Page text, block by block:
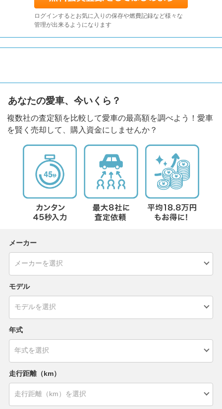
ログインするとお気に入りの保存や燃費記録など様々な
管理が出来るようになります
あなたの愛車、今いくら？
複数社の査定額を比較して愛車の最高額を調べよう！愛車
を賢く売却して、購入資金にしませんか？
メーカー
モデル
年式
走行距離（km）